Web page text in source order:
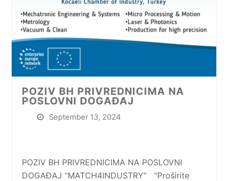
POZIV BH PRIVREDNICIMA NA
POSLOVNI DOGAĐAJ
September 13, 2024
POZIV BH PRIVREDNICIMA NA POSLOVNI
DOGAĐAJ “MATCH4INDUSTRY” “Proširite